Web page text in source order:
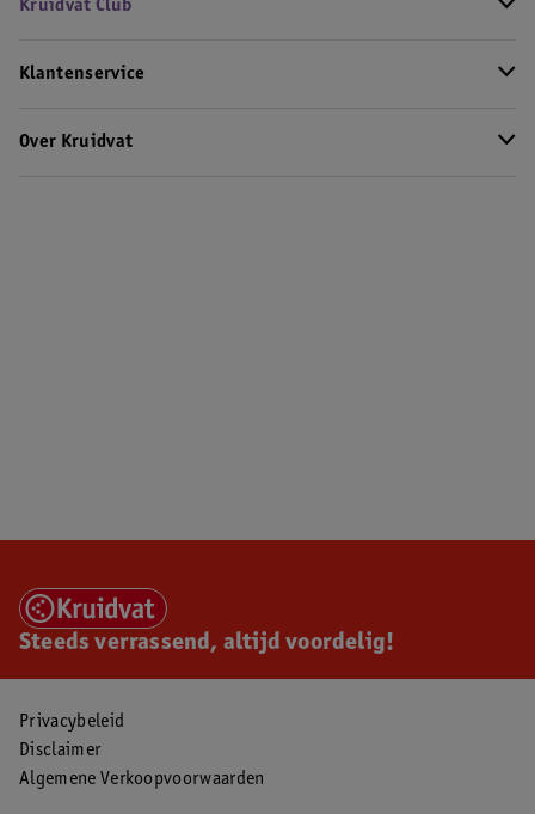
Kruidvat Club
Klantenservice
Over Kruidvat
Steeds verrassend, altijd voordelig!
Privacybeleid
Disclaimer
Algemene Verkoopvoorwaarden